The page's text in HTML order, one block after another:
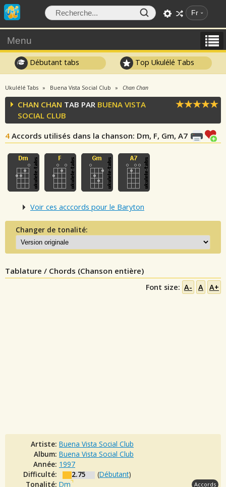
Fr
Menu
Débutant tabs Top Ukulélé Tabs
Ukulélé Tabs Buena Vista Social Club Chan Chan
CHAN CHAN TAB PAR BUENA VISTA
SOCIAL CLUB
4 Accords utilisés dans la chanson: Dm, F, Gm, A7
Voir ces acccords pour le Baryton
Changer de tonalité:
Tablature / Chords (Chanson entière)
Font size: A- A A+
Artiste: Buena Vista Social Club
Album: Buena Vista Social Club
Année: 1997
Difficulté:
2.75 (Débutant)
Tonalité: Dm Accords